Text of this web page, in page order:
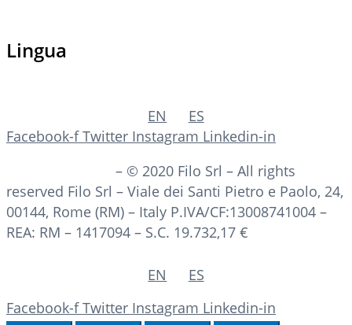
Lingua
EN
ES
Facebook-f Twitter Instagram Linkedin-in
– © 2020 Filo Srl – All rights
reserved Filo Srl – Viale dei Santi Pietro e Paolo, 24,
00144, Rome (RM) – Italy P.IVA/CF:13008741004 –
REA: RM – 1417094 – S.C. 19.732,17 €
EN
ES
Facebook-f Twitter Instagram Linkedin-in